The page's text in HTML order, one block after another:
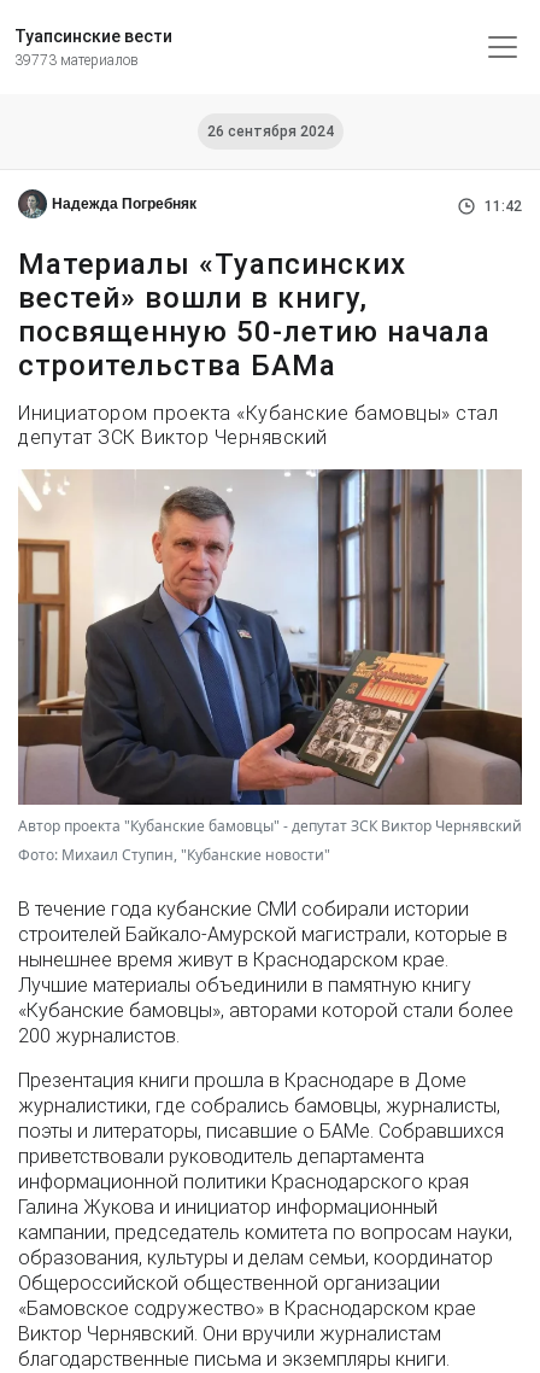
Туапсинские вести
39773 материалов
26 сентября 2024
Надежда Погребняк 11:42
Материалы «Туапсинских
вестей» вошли в книгу,
посвященную 50-летию начала
строительства БАМа
Инициатором проекта «Кубанские бамовцы» стал
депутат ЗСК Виктор Чернявский
Автор проекта "Кубанские бамовцы" - депутат ЗСК Виктор Чернявский
Фото: Михаил Ступин, "Кубанские новости"
В течение года кубанские СМИ собирали истории
строителей Байкало-Амурской магистрали, которые в
нынешнее время живут в Краснодарском крае.
Лучшие материалы объединили в памятную книгу
«Кубанские бамовцы», авторами которой стали более
200 журналистов.
Презентация книги прошла в Краснодаре в Доме
журналистики, где собрались бамовцы, журналисты,
поэты и литераторы, писавшие о БАМе. Собравшихся
приветствовали руководитель департамента
информационной политики Краснодарского края
Галина Жукова и инициатор информационный
кампании, председатель комитета по вопросам науки,
образования, культуры и делам семьи, координатор
Общероссийской общественной организации
«Бамовское содружество» в Краснодарском крае
Виктор Чернявский. Они вручили журналистам
благодарственные письма и экземпляры книги.